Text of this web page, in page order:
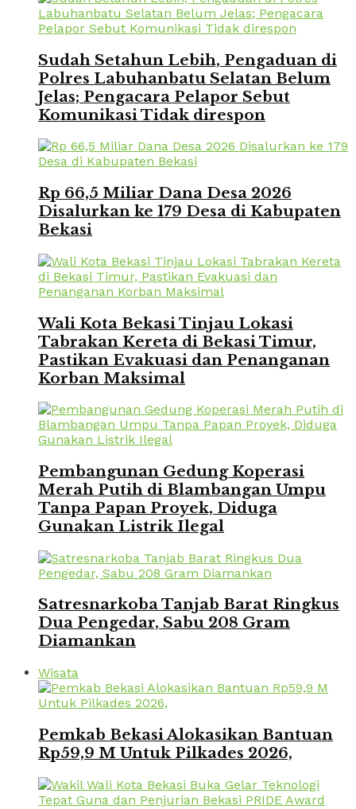
Sudah Setahun Lebih, Pengaduan di
Polres Labuhanbatu Selatan Belum
Jelas; Pengacara Pelapor Sebut
Komunikasi Tidak direspon
Rp 66,5 Miliar Dana Desa 2026
Disalurkan ke 179 Desa di Kabupaten
Bekasi
Wali Kota Bekasi Tinjau Lokasi
Tabrakan Kereta di Bekasi Timur,
Pastikan Evakuasi dan Penanganan
Korban Maksimal
Pembangunan Gedung Koperasi
Merah Putih di Blambangan Umpu
Tanpa Papan Proyek, Diduga
Gunakan Listrik Ilegal
Satresnarkoba Tanjab Barat Ringkus
Dua Pengedar, Sabu 208 Gram
Diamankan
Wisata
Pemkab Bekasi Alokasikan Bantuan
Rp59,9 M Untuk Pilkades 2026,